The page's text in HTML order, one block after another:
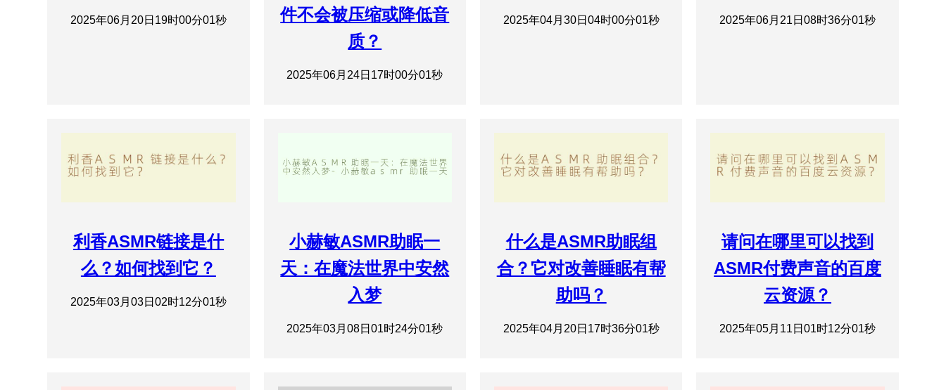
2025年06月20日19时00分01秒
件不会被压缩或降低音
质？
2025年06月24日17时00分01秒
2025年04月30日04时00分01秒 2025年06月21日08时36分01秒
利香ASMR链接是什
么？如何找到它？
2025年03月03日02时12分01秒
小赫敏ASMR助眠一
天：在魔法世界中安然
入梦
2025年03月08日01时24分01秒
什么是ASMR助眠组
合？它对改善睡眠有帮
助吗？
2025年04月20日17时36分01秒
请问在哪里可以找到
ASMR付费声音的百度
云资源？
2025年05月11日01时12分01秒